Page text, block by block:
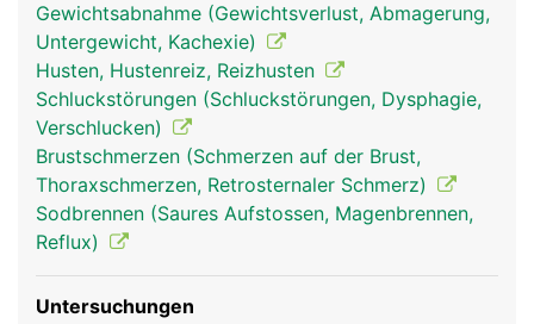
Gewichtsabnahme (Gewichtsverlust, Abmagerung,
Untergewicht, Kachexie)
Husten, Hustenreiz, Reizhusten
Schluckstörungen (Schluckstörungen, Dysphagie,
Verschlucken)
Brustschmerzen (Schmerzen auf der Brust,
Thoraxschmerzen, Retrosternaler Schmerz)
Sodbrennen (Saures Aufstossen, Magenbrennen,
Reflux)
Untersuchungen